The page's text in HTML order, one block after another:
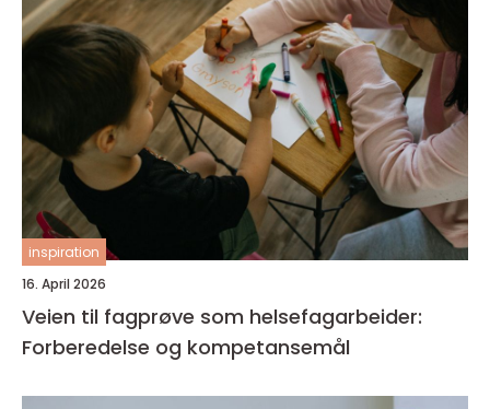
inspiration
16. April 2026
Veien til fagprøve som helsefagarbeider:
Forberedelse og kompetansemål